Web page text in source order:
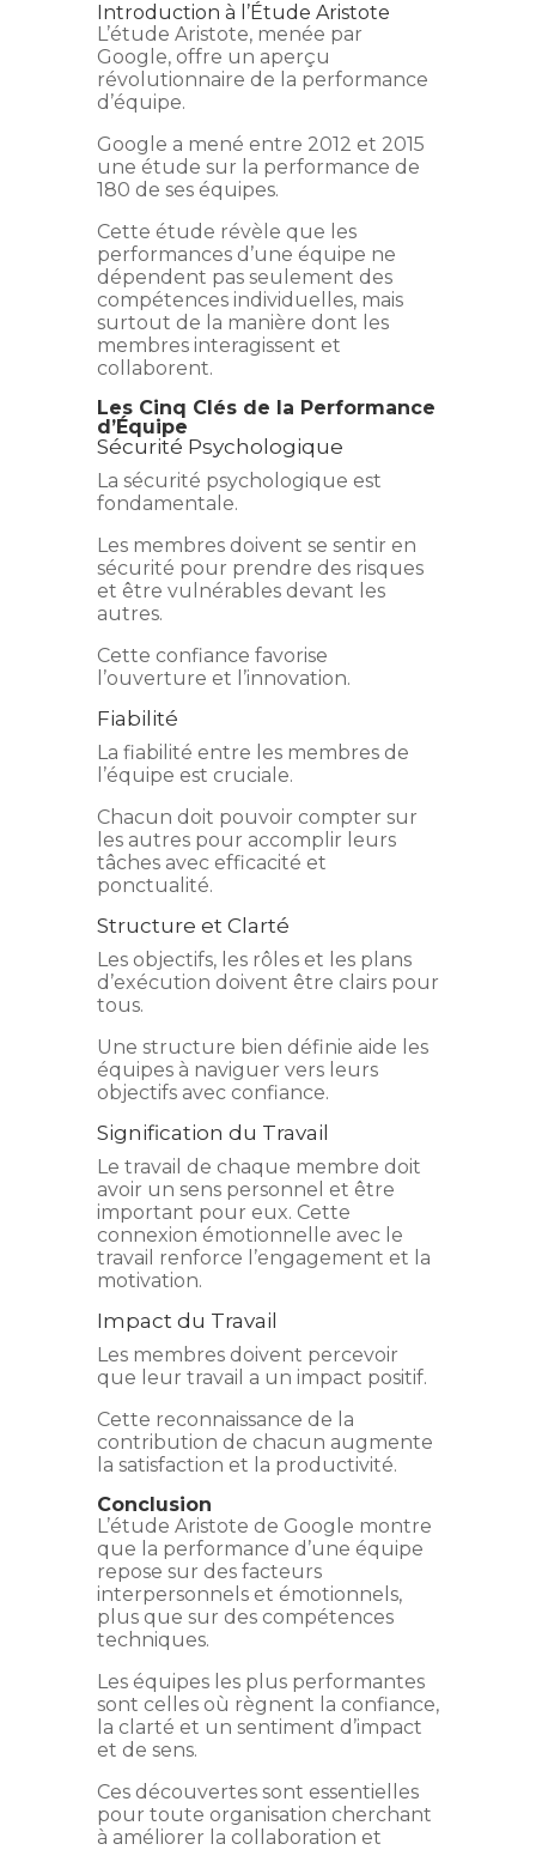
Introduction à l’Étude Aristote
L’étude Aristote, menée par
Google, offre un aperçu
révolutionnaire de la performance
d’équipe.
Google a mené entre 2012 et 2015
une étude sur la performance de
180 de ses équipes.
Cette étude révèle que les
performances d’une équipe ne
dépendent pas seulement des
compétences individuelles, mais
surtout de la manière dont les
membres interagissent et
collaborent.
Les Cinq Clés de la Performance
d’Équipe
Sécurité Psychologique
La sécurité psychologique est
fondamentale.
Les membres doivent se sentir en
sécurité pour prendre des risques
et être vulnérables devant les
autres.
Cette confiance favorise
l’ouverture et l’innovation.
Fiabilité
La fiabilité entre les membres de
l’équipe est cruciale.
Chacun doit pouvoir compter sur
les autres pour accomplir leurs
tâches avec efficacité et
ponctualité.
Structure et Clarté
Les objectifs, les rôles et les plans
d’exécution doivent être clairs pour
tous.
Une structure bien définie aide les
équipes à naviguer vers leurs
objectifs avec confiance.
Signification du Travail
Le travail de chaque membre doit
avoir un sens personnel et être
important pour eux. Cette
connexion émotionnelle avec le
travail renforce l’engagement et la
motivation.
Impact du Travail
Les membres doivent percevoir
que leur travail a un impact positif.
Cette reconnaissance de la
contribution de chacun augmente
la satisfaction et la productivité.
Conclusion
L’étude Aristote de Google montre
que la performance d’une équipe
repose sur des facteurs
interpersonnels et émotionnels,
plus que sur des compétences
techniques.
Les équipes les plus performantes
sont celles où règnent la confiance,
la clarté et un sentiment d’impact
et de sens.
Ces découvertes sont essentielles
pour toute organisation cherchant
à améliorer la collaboration et